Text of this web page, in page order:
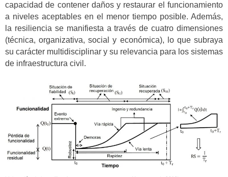
capacidad de contener daños y restaurar el funcionamiento
a niveles aceptables en el menor tiempo posible. Además,
la resiliencia se manifiesta a través de cuatro dimensiones
(técnica, organizativa, social y económica), lo que subraya
su carácter multidisciplinar y su relevancia para los sistemas
de infraestructura civil.